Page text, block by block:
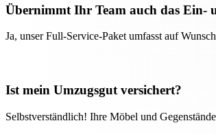
Übernimmt Ihr Team auch das Ein-
Ja, unser Full-Service-Paket umfasst auf
Ist mein Umzugsgut versichert?
Selbstverständlich! Ihre Möbel und